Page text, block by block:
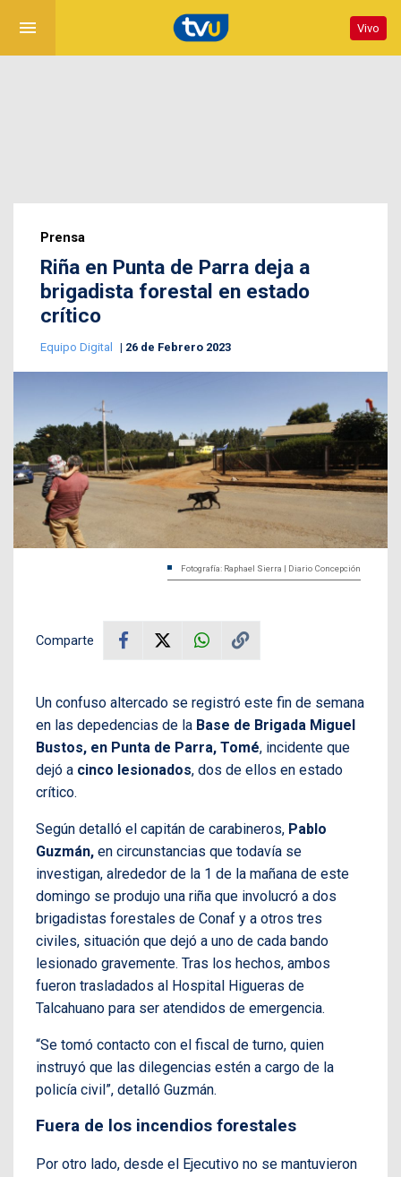
menu Vivo
Prensa
Riña en Punta de Parra deja a
brigadista forestal en estado
crítico
Equipo Digital 26 de Febrero 2023
Fotografía: Raphael Sierra | Diario Concepción
Comparte
Un confuso altercado se registró este fin de semana
en las depedencias de la Base de Brigada Miguel
Bustos, en Punta de Parra, Tomé, incidente que
dejó a cinco lesionados, dos de ellos en estado
crítico.
Según detalló el capitán de carabineros, Pablo
Guzmán, en circunstancias que todavía se
investigan, alrededor de la 1 de la mañana de este
domingo se produjo una riña que involucró a dos
brigadistas forestales de Conaf y a otros tres
civiles, situación que dejó a uno de cada bando
lesionado gravemente. Tras los hechos, ambos
fueron trasladados al Hospital Higueras de
Talcahuano para ser atendidos de emergencia.
“Se tomó contacto con el fiscal de turno, quien
instruyó que las dilegencias estén a cargo de la
policía civil”, detalló Guzmán.
Fuera de los incendios forestales
Por otro lado, desde el Ejecutivo no se mantuvieron